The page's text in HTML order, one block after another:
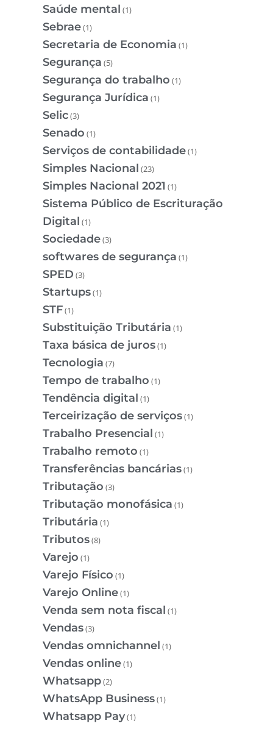
Saúde mental (1)
Sebrae(1)
Secretaria de Economia (1)
Segurança (5)
Segurança do trabalho (1)
Segurança Jurídica (1)
Selic(3)
Senado (1)
Serviços de contabilidade(1)
Simples Nacional (23)
Simples Nacional 2021 (1)
Sistema Público de Escrituração
Digital (1)
Sociedade(3)
softwares de segurança (1)
SPED (3)
Startups(1)
STF(1)
Substituição Tributária (1)
Taxa básica de juros(1)
Tecnologia (7)
Tempo de trabalho (1)
Tendência digital (1)
Terceirização de serviços(1)
Trabalho Presencial (1)
Trabalho remoto (1)
Transferências bancárias(1)
Tributação (3)
Tributação monofásica (1)
Tributária (1)
Tributos(8)
Varejo (1)
Varejo Físico (1)
Varejo Online(1)
Venda sem nota fiscal (1)
Vendas(3)
Vendas omnichannel (1)
Vendas online(1)
Whatsapp(2)
WhatsApp Business(1)
Whatsapp Pay(1)